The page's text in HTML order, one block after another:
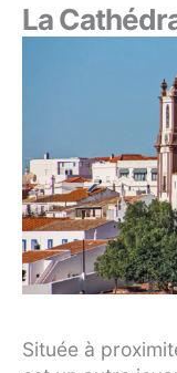
La
Située à